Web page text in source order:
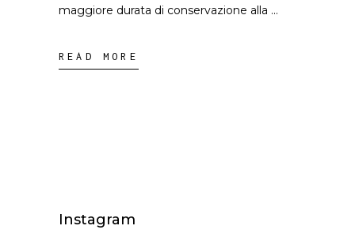
maggiore durata di conservazione alla
READ MORE
Instagram